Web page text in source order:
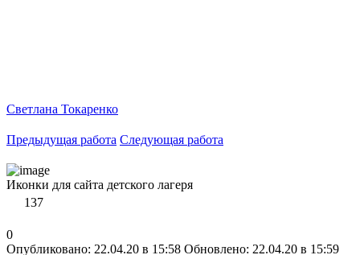
Светлана Токаренко
Предыдущая работа Следующая работа
Иконки для сайта детского лагеря
137
0
Опубликовано: 22.04.20 в 15:58 Обновлено: 22.04.20 в 15:59